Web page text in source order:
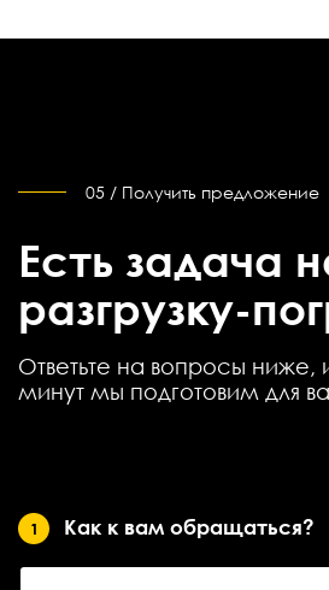
05 / Получить предложение
Есть задача
разгрузку-
Ответьте на вопросы ниже,
минут мы подготовим для
1 Как к вам обращаться?